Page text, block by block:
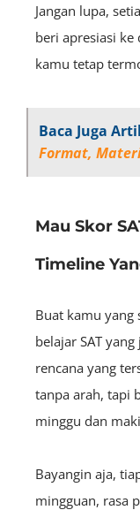
Jangan lupa,
beri apresiasi
kamu tetap
Baca Juga
Format,
Mau Skor
Timeline
Buat kamu yang
belajar SAT
rencana yang
tanpa arah, tapi
minggu dan
Bayangin aja,
mingguan, rasa